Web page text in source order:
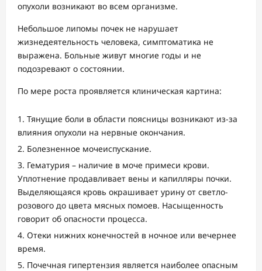
опухоли возникают во всем организме.
Небольшое липомы почек не нарушает
жизнедеятельность человека, симптоматика не
выражена. Больные живут многие годы и не
подозревают о состоянии.
По мере роста проявляется клиническая картина:
Тянущие боли в области поясницы возникают из-за
влияния опухоли на нервные окончания.
Болезненное мочеиспускание.
Гематурия – наличие в моче примеси крови.
Уплотнение продавливает вены и капилляры почки.
Выделяющаяся кровь окрашивает урину от светло-
розового до цвета мясных помоев. Насыщенность
говорит об опасности процесса.
Отеки нижних конечностей в ночное или вечернее
время.
Почечная гипертензия является наиболее опасным